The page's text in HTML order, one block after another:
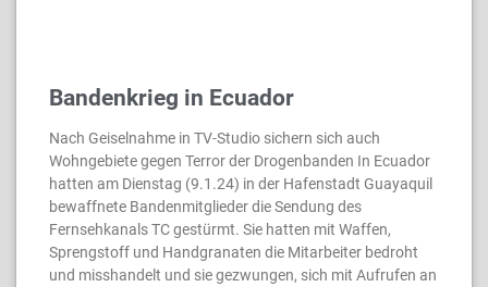
Bandenkrieg in Ecuador
Nach Geiselnahme in TV-Studio sichern sich auch
Wohngebiete gegen Terror der Drogenbanden In Ecuador
hatten am Dienstag (9.1.24) in der Hafenstadt Guayaquil
bewaffnete Bandenmitglieder die Sendung des
Fernsehkanals TC gestürmt. Sie hatten mit Waffen,
Sprengstoff und Handgranaten die Mitarbeiter bedroht
und misshandelt und sie gezwungen, sich mit Aufrufen an